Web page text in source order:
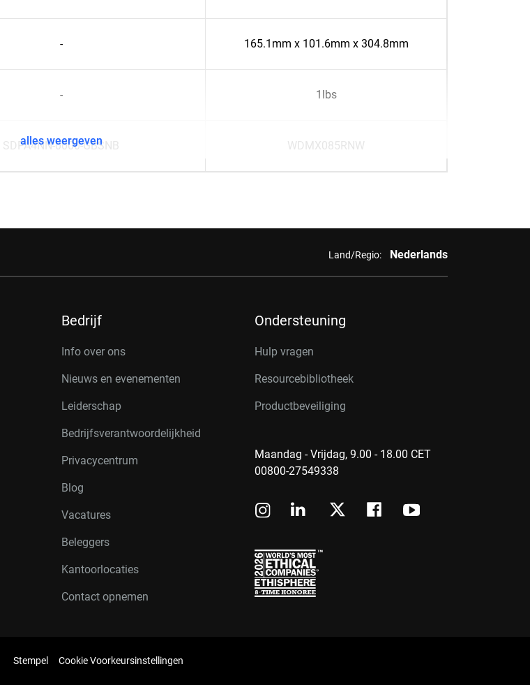
- 165.1mm x 101.6mm x 304.8mm
- 1lbs
SDPA4NN-0000-GBSNB WDMX085RNW
alles weergeven
Land/Regio: Nederlands
Bedrijf
Info over ons
Nieuws en evenementen
Leiderschap
Bedrijfsverantwoordelijkheid
Privacycentrum
Blog
Vacatures
Beleggers
Kantoorlocaties
Contact opnemen
Ondersteuning
Hulp vragen
Resourcebibliotheek
Productbeveiliging
Maandag - Vrijdag, 9.00 - 18.00 CET
00800-27549338
Stempel Cookie Voorkeursinstellingen